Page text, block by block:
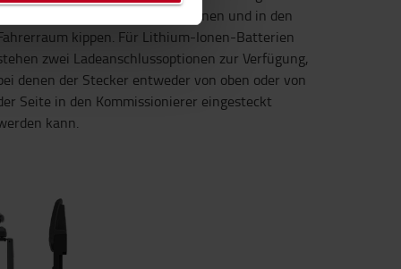
Batteriehaube lässt sich leicht öffnen und in den
kippen. Für Lithium-Ionen-Batterien
zwei Ladeanschlussoptionen zur Verfügung,
denen der Stecker entweder von oben oder von
Seite in den Kommissionierer eingesteckt
kann.